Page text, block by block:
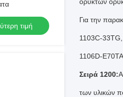
τιμή
Για την
1103C-
1106D-
Σειρά 1200:
των υλικών